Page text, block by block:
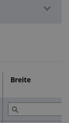
Breite